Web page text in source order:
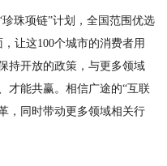
珠项链”计划，全国范围优选
让这100个城市的消费者用
持开放的政策，与更多领域
才能共赢。相信广途的“互联
，同时带动更多领域相关行